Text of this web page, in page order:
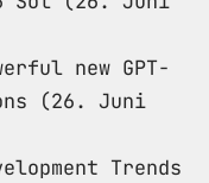
new GPT-
(26. Juni
Trends